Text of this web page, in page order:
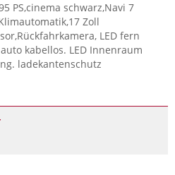
PS,cinema schwarz,Navi 7
Zoll
LED fern
kabellos. LED Innenraum
ladekantenschutz